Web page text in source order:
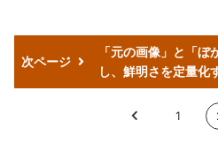
次ページ
「元の画像」と「
し、鮮明さを定量化
< 1